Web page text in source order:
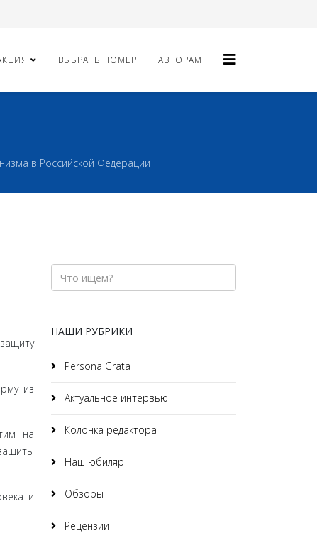
ВЫБРАТЬ НОМЕР АВТОРАМ
в Российской Федерации
из
на
и
НАШИ РУБРИКИ
Persona Grata
Актуальное интервью
Колонка редактора
Наш юбиляр
Обзоры
Рецензии